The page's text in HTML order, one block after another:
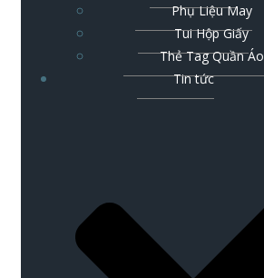
Phụ Liệu May
Tui Hộp Giấy
Thẻ Tag Quần Áo
Tin tức